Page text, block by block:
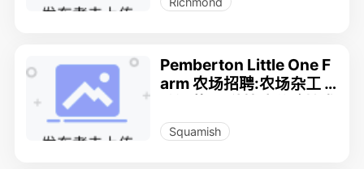
Pemberton Little One F
arm 农场招聘:农场杂工 /
人员/农场工程技术人员/
农场设计与规划人员/农场
Squamish